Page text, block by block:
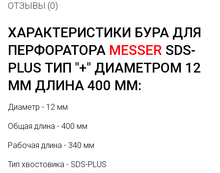
ОТЗЫВЫ (0)
ХАРАКТЕРИСТИКИ БУРА ДЛЯ
ПЕРФОРАТОРА MESSER SDS-
PLUS ТИП "+" ДИАМЕТРОМ 12
ММ ДЛИНА 400 ММ:
Диаметр - 12 мм
Общая длина - 400 мм
Рабочая длина - 340 мм
Тип хвостовика - SDS-PLUS